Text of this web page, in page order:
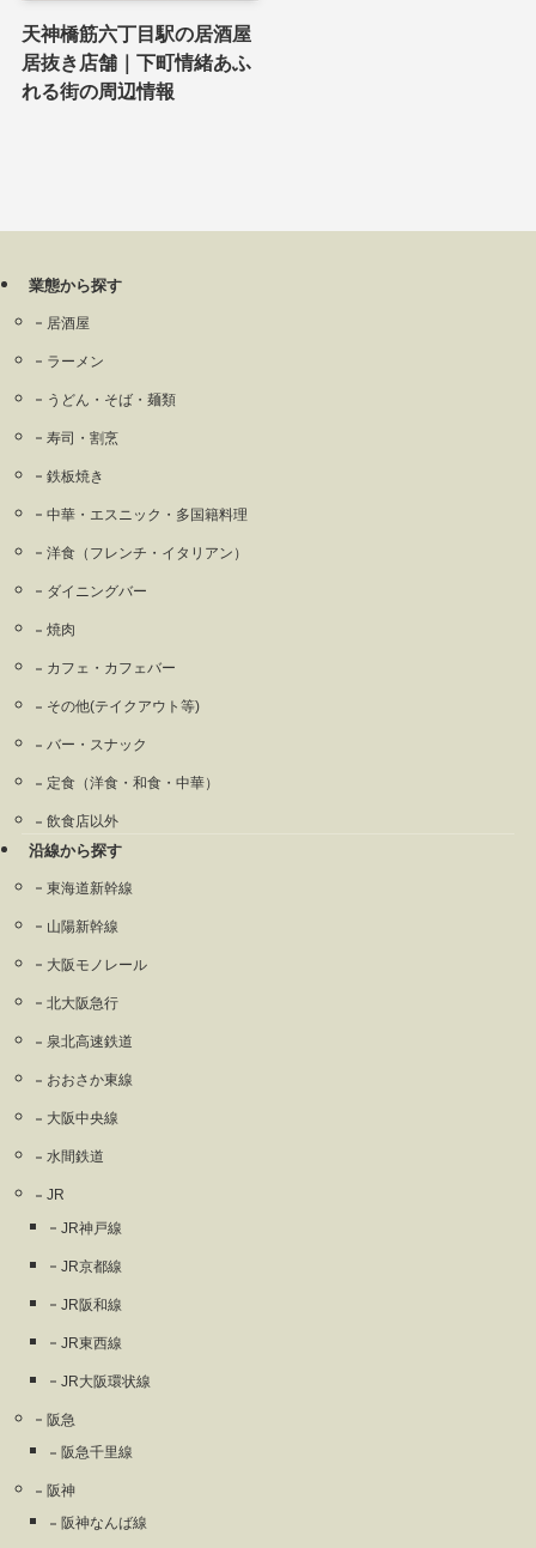
天神橋筋六丁目駅の居酒屋
居抜き店舗｜下町情緒あふ
れる街の周辺情報
業態から探す
居酒屋
ラーメン
うどん・そば・麺類
寿司・割烹
鉄板焼き
中華・エスニック・多国籍料理
洋食（フレンチ・イタリアン）
ダイニングバー
焼肉
カフェ・カフェバー
その他(テイクアウト等)
バー・スナック
定食（洋食・和食・中華）
飲食店以外
沿線から探す
東海道新幹線
山陽新幹線
大阪モノレール
北大阪急行
泉北高速鉄道
おおさか東線
大阪中央線
水間鉄道
JR
JR神戸線
JR京都線
JR阪和線
JR東西線
JR大阪環状線
阪急
阪急千里線
阪神
阪神なんば線